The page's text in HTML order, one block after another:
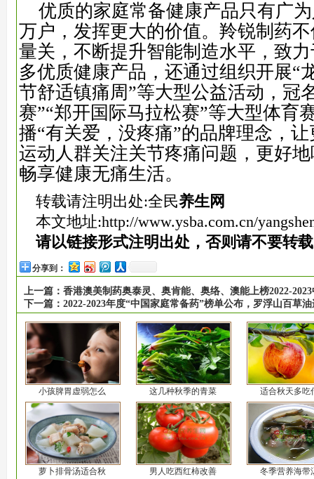
优质的家庭常备健康产品只有广
万户，发挥更大的价值。羚锐制药
量关，不断提升智能制造水平，致
多优质健康产品，还通过组织开展“
节舒适镇痛周”等大型公益活动，冠
赛”“郑开国际马拉松赛”等大型体育
播“有关爱，没疼痛”的品牌理念，
运动人群关注关节疼痛问题，更好
畅享健康无痛生活。
转载请注明出处:全民养生网
本文地址:http://www.ysba.com.cn/
请以链接形式注明出处，否则请不要转
分享到：
上一篇： 香港澳美制药奥泰灵、奥肯能、奥络、澳能上榜2022-
下一篇： 2022-2023年度“中国家庭常备药”榜单公布，罗浮山百草
小孩脾胃虚弱怎么 这几种秋季的青菜 适合秋天多吃
萝卜排骨汤适合秋 男人吃西红柿改善 冬季营养海带